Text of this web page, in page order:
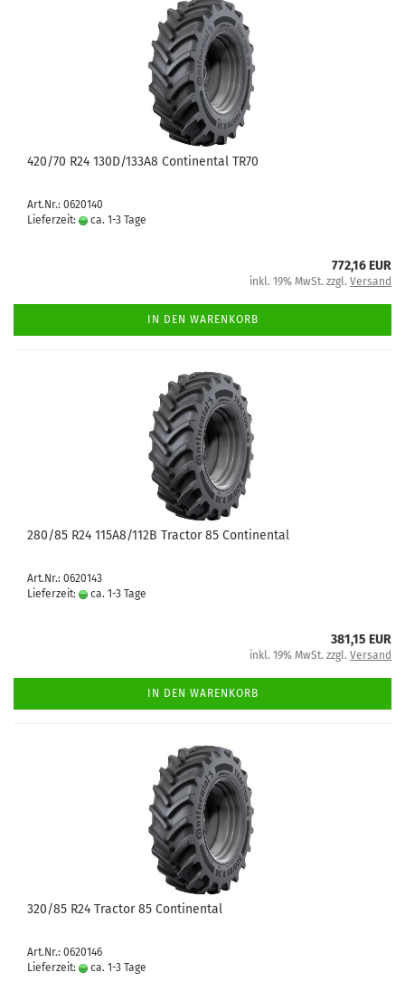
420/70 R24 130D/133A8 Continental TR70
Art.Nr.: 0620140
Lieferzeit:
ca. 1-3 Tage
772,16 EUR
inkl. 19% MwSt. zzgl. Versand
IN DEN WARENKORB
280/85 R24 115A8/112B Tractor 85 Continental
Art.Nr.: 0620143
Lieferzeit:
ca. 1-3 Tage
381,15 EUR
inkl. 19% MwSt. zzgl. Versand
IN DEN WARENKORB
320/85 R24 Tractor 85 Continental
Art.Nr.: 0620146
Lieferzeit:
ca. 1-3 Tage